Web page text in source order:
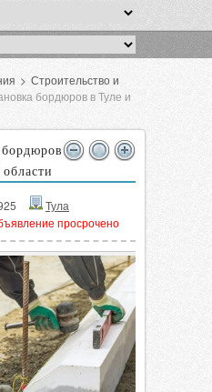
> Строительство и
бордюров в Туле и
Тула
просрочено